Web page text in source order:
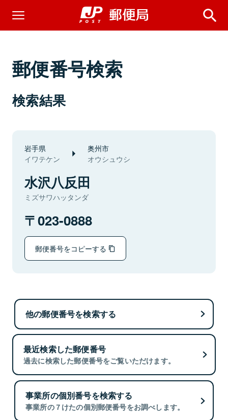
郵便番号検索
検索結果
岩手県
イワテケン
奥州市
オウシュウシ
水沢八反田
ミズサワハッタンダ
023-0888
郵便番号をコピーする
他の郵便番号を検索する
最近検索した郵便番号
過去に検索した郵便番号をご覧いただけます。
事業所の個別番号を検索する
事業所の７けたの個別郵便番号をお調べします。